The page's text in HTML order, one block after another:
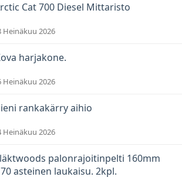
Cat 700 Diesel Mittaristo
Heinäkuu 2026
harjakone.
Heinäkuu 2026
rankakärry aihio
Heinäkuu 2026
palonrajoitinpelti 160mm
asteinen laukaisu. 2kpl.